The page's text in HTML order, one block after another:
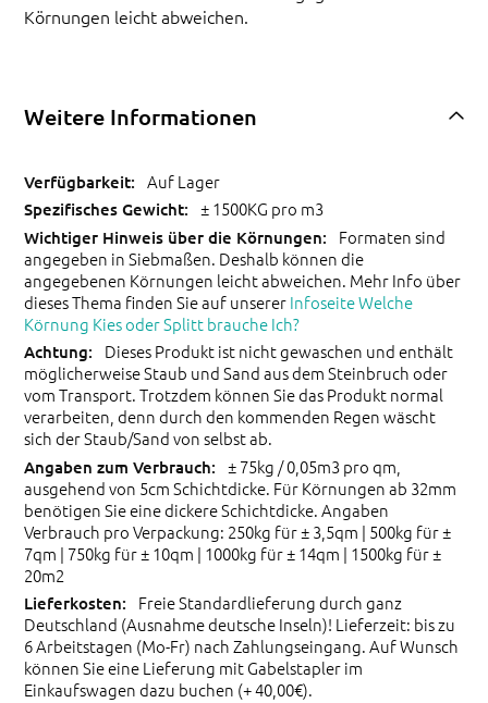
Körnungen leicht abweichen.
Weitere Informationen
Auf Lager
± 1500KG pro m3
Formaten sind
angegeben in Siebmaßen. Deshalb können die
angegebenen Körnungen leicht abweichen. Mehr Info über
dieses Thema finden Sie auf unsererInfoseite Welche
Körnung Kies oder Splitt brauche Ich?
Dieses Produkt ist nicht gewaschen und enthält
möglicherweise Staub und Sand aus dem Steinbruch oder
vom Transport. Trotzdem können Sie das Produkt normal
verarbeiten, denn durch den kommenden Regen wäscht
sich der Staub/Sand von selbst ab.
± 75kg / 0,05m3 pro qm,
ausgehend von 5cm Schichtdicke. Für Körnungen ab 32mm
benötigen Sie eine dickere Schichtdicke. Angaben
Verbrauch pro Verpackung: 250kg für ± 3,5qm | 500kg für ±
7qm | 750kg für ± 10qm | 1000kg für ± 14qm | 1500kg für ±
20m2
Freie Standardlieferung durch ganz
Deutschland (Ausnahme deutsche Inseln)! Lieferzeit: bis zu
6 Arbeitstagen (Mo-Fr) nach Zahlungseingang. Auf Wunsch
können Sie eine Lieferung mit Gabelstapler im
Einkaufswagen dazu buchen (+ 40,00€).